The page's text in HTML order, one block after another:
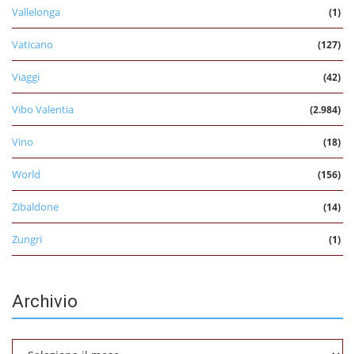
Vallelonga (1)
Vaticano (127)
Viaggi (42)
Vibo Valentia (2.984)
Vino (18)
World (156)
Zibaldone (14)
Zungri (1)
Archivio